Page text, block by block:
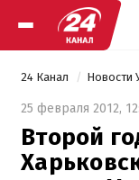
24 Канал Новости
25 февраля 2012,
Второй